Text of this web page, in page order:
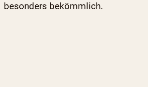
besonders bekömmlich.